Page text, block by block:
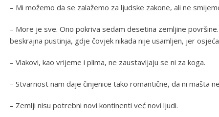
– Mi možemo da se zalažemo za ljudske zakone, ali ne
– More je sve. Ono pokriva sedam desetina zemljine
beskrajna pustinja, gdje čovjek nikada nije usamljen, jer
– Vlakovi, kao vrijeme i plima, ne zaustavljaju se ni za koga.
– Stvarnost nam daje činjenice tako romantične, da ni mašta
– Zemlji nisu potrebni novi kontinenti već novi ljudi.